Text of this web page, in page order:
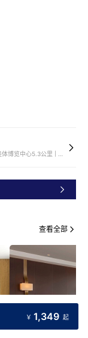
查看全部
￥ 1,349 起